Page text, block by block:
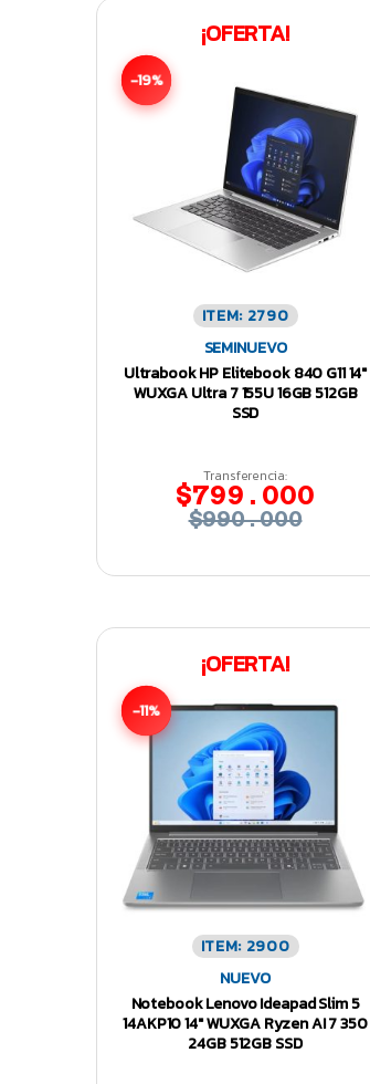
¡OFERTA!
-19%
ITEM: 2790
SEMINUEVO
Ultrabook HP Elitebook 840 G11 14″
WUXGA Ultra 7 155U 16GB 512GB
SSD
Transferencia:
$799.000
$990.000
¡OFERTA!
-11%
ITEM: 2900
NUEVO
Notebook Lenovo Ideapad Slim 5
14AKP10 14″ WUXGA Ryzen AI 7 350
24GB 512GB SSD